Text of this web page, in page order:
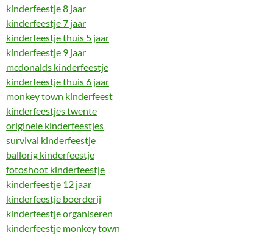
kinderfeestje 8 jaar
kinderfeestje 7 jaar
kinderfeestje thuis 5 jaar
kinderfeestje 9 jaar
mcdonalds kinderfeestje
kinderfeestje thuis 6 jaar
monkey town kinderfeest
kinderfeestjes twente
originele kinderfeestjes
survival kinderfeestje
ballorig kinderfeestje
fotoshoot kinderfeestje
kinderfeestje 12 jaar
kinderfeestje boerderij
kinderfeestje organiseren
kinderfeestje monkey town